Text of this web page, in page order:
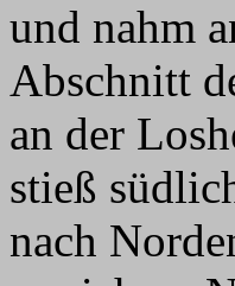
und nahm
Abschnitt
an der
stieß
nach